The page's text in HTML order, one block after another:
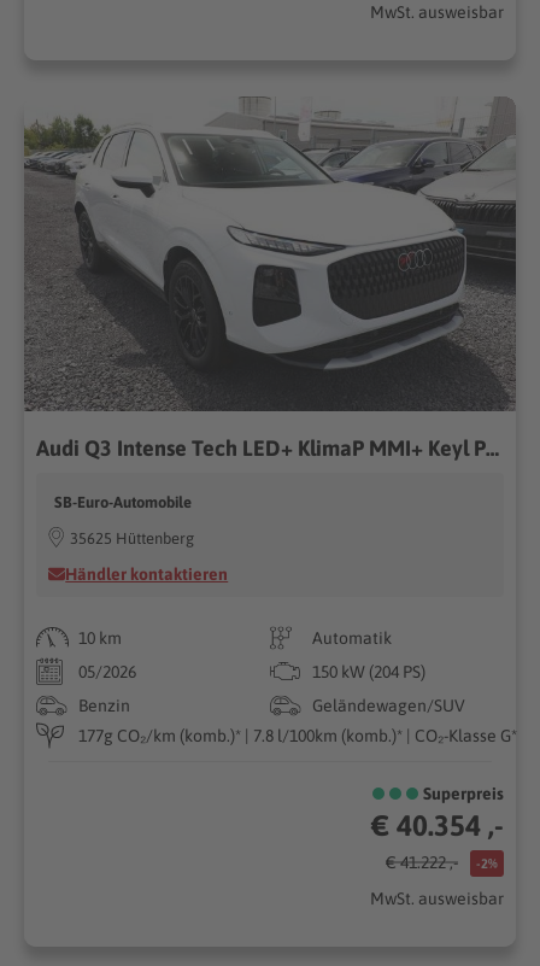
MwSt. ausweisbar
Audi Q3 Intense Tech LED+ KlimaP MMI+ Keyl PrivG 18Z eHK PDC+ 150kW (204PS), Automatik, Allrad
SB-Euro-Automobile
35625 Hüttenberg
Händler kontaktieren
10 km
Automatik
05/2026
150 kW (204 PS)
Benzin
Geländewagen/SUV
177g CO₂/km (komb.)* | 7.8 l/100km (komb.)* | CO₂-Klasse G*
Superpreis
€ 40.354 ,-
€ 41.222 ,- -2%
MwSt. ausweisbar